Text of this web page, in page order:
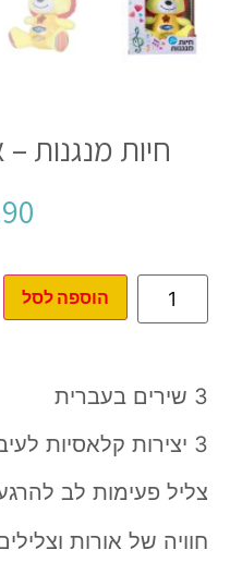
חיות מנגנות
הוספה לסל
3 שירים בעברית
3 יצירות קלאסיות לעיבוד לפעוטות
צליל פעימות לב
חוויה של אורות